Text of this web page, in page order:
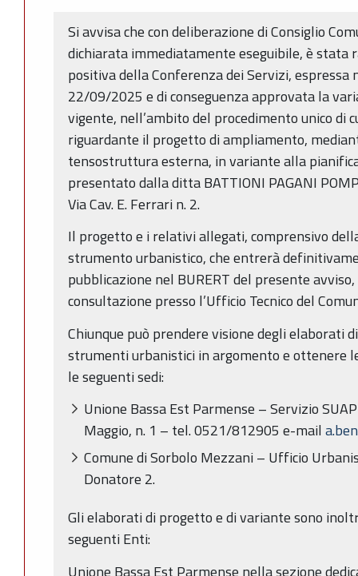
Si avvisa che con deliberazione di Consiglio
dichiarata immediatamente eseguibile, è
positiva della Conferenza dei Servizi,
22/09/2025 e di conseguenza approvata la
vigente, nell’ambito del procedimento unico di
riguardante il progetto di ampliamento,
tensostruttura esterna, in variante alla
presentato dalla ditta BATTIONI PAGANI
Via Cav. E. Ferrari n. 2.
Il progetto e i relativi allegati, comprensivo
strumento urbanistico, che entrerà
pubblicazione nel BURERT del presente
consultazione presso l’Ufficio Tecnico del
Chiunque può prendere visione degli elaborati
strumenti urbanistici in argomento e ottenere
le seguenti sedi:
Unione Bassa Est Parmense – Servizio
Maggio, n. 1 – tel. 0521/812905 e-mail
Comune di Sorbolo Mezzani – Ufficio
Donatore 2.
Gli elaborati di progetto e di variante sono
seguenti Enti:
Unione Bassa Est Parmense nella sezione